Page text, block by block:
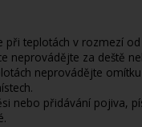
při teplotách v rozmezí od
neprovádějte za deště
neprovádějte
nebo přidávání pojiva,